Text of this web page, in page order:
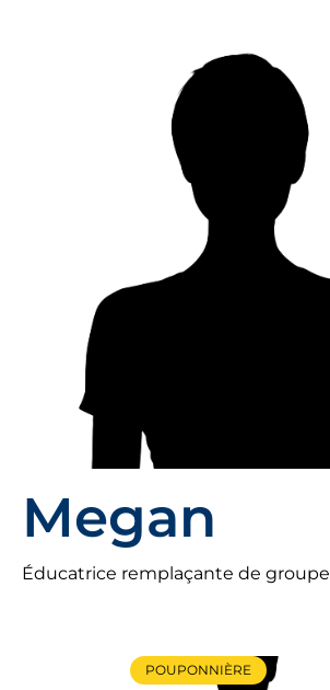
Megan
Éducatrice remplaçante de groupe
POUPONNIÈRE